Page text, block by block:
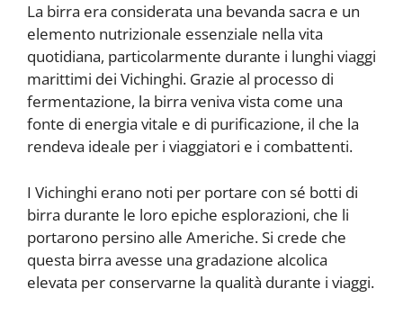
La birra era considerata una bevanda sacra e un
elemento nutrizionale essenziale nella vita
quotidiana, particolarmente durante i lunghi viaggi
marittimi dei Vichinghi. Grazie al processo di
fermentazione, la birra veniva vista come una
fonte di energia vitale e di purificazione, il che la
rendeva ideale per i viaggiatori e i combattenti.
I Vichinghi erano noti per portare con sé botti di
birra durante le loro epiche esplorazioni, che li
portarono persino alle Americhe. Si crede che
questa birra avesse una gradazione alcolica
elevata per conservarne la qualità durante i viaggi.